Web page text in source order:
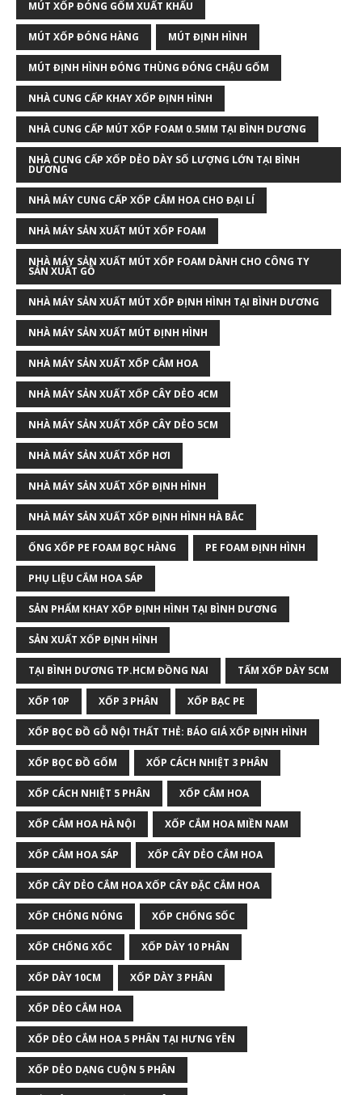
MÚT XỐP ĐÓNG GỐM XUẤT KHẨU
MÚT XỐP ĐÓNG HÀNG MÚT ĐỊNH HÌNH
MÚT ĐỊNH HÌNH ĐÓNG THÙNG ĐÓNG CHẬU GỐM
NHÀ CUNG CẤP KHAY XỐP ĐỊNH HÌNH
NHÀ CUNG CẤP MÚT XỐP FOAM 0.5MM TẠI BÌNH DƯƠNG
NHÀ CUNG CẤP XỐP DẺO DÀY SỐ LƯỢNG LỚN TẠI BÌNH
DƯƠNG
NHÀ MÁY CUNG CẤP XỐP CẮM HOA CHO ĐẠI LÍ
NHÀ MÁY SẢN XUẤT MÚT XỐP FOAM
NHÀ MÁY SẢN XUẤT MÚT XỐP FOAM DÀNH CHO CÔNG TY
SẢN XUẤT GỖ
NHÀ MÁY SẢN XUẤT MÚT XỐP ĐỊNH HÌNH TẠI BÌNH DƯƠNG
NHÀ MÁY SẢN XUẤT MÚT ĐỊNH HÌNH
NHÀ MÁY SẢN XUẤT XỐP CẮM HOA
NHÀ MÁY SẢN XUẤT XỐP CÂY DẺO 4CM
NHÀ MÁY SẢN XUẤT XỐP CÂY DẺO 5CM
NHÀ MÁY SẢN XUẤT XỐP HƠI
NHÀ MÁY SẢN XUẤT XỐP ĐỊNH HÌNH
NHÀ MÁY SẢN XUẤT XỐP ĐỊNH HÌNH HÀ BẮC
ỐNG XỐP PE FOAM BỌC HÀNG PE FOAM ĐỊNH HÌNH
PHỤ LIỆU CẮM HOA SÁP
SẢN PHẨM KHAY XỐP ĐỊNH HÌNH TẠI BÌNH DƯƠNG
SẢN XUẤT XỐP ĐỊNH HÌNH
TẠI BÌNH DƯƠNG TP.HCM ĐỒNG NAI TẤM XỐP DÀY 5CM
XỐP 10P XỐP 3 PHÂN XỐP BẠC PE
XỐP BỌC ĐỒ GỖ NỘI THẤT THẺ: BÁO GIÁ XỐP ĐỊNH HÌNH
XỐP BỌC ĐỒ GỐM XỐP CÁCH NHIỆT 3 PHÂN
XỐP CÁCH NHIỆT 5 PHÂN XỐP CẮM HOA
XỐP CẮM HOA HÀ NỘI XỐP CẮM HOA MIỀN NAM
XỐP CẮM HOA SÁP XỐP CÂY DẺO CẮM HOA
XỐP CÂY DẺO CẮM HOA XỐP CÂY ĐẶC CẮM HOA
XỐP CHÓNG NÓNG XỐP CHỐNG SỐC
XỐP CHỐNG XỐC XỐP DÀY 10 PHÂN
XỐP DÀY 10CM XỐP DÀY 3 PHÂN
XỐP DẺO CẮM HOA
XỐP DẺO CẮM HOA 5 PHÂN TẠI HƯNG YÊN
XỐP DẺO DẠNG CUỘN 5 PHÂN